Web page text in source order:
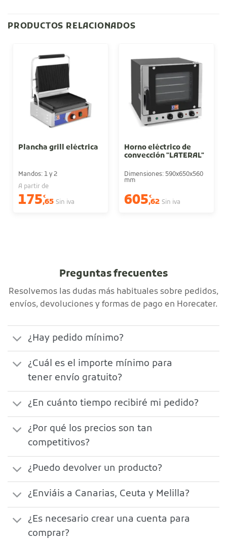
PRODUCTOS RELACIONADOS
Plancha grill eléctrica
Mandos: 1 y 2
A partir de
175€
,65 Sin iva
Horno eléctrico de
convección "LATERAL"
Dimensiones: 590x650x560
mm
605€
,62 Sin iva
Preguntas frecuentes
Resolvemos las dudas más habituales sobre pedidos,
envíos, devoluciones y formas de pago en Horecater.
¿Hay pedido mínimo?
¿Cuál es el importe mínimo para
tener envío gratuito?
¿En cuánto tiempo recibiré mi pedido?
¿Por qué los precios son tan
competitivos?
¿Puedo devolver un producto?
¿Enviáis a Canarias, Ceuta y Melilla?
¿Es necesario crear una cuenta para
comprar?